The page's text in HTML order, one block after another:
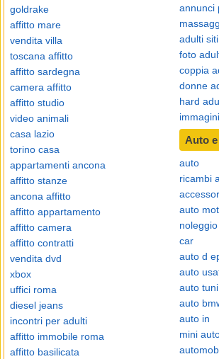
goldrake
affitto mare
vendita villa
toscana affitto
affitto sardegna
camera affitto
affitto studio
video animali
casa lazio
torino casa
appartamenti ancona
affitto stanze
ancona affitto
affitto appartamento
affitto camera
affitto contratti
vendita dvd
xbox
uffici roma
diesel jeans
incontri per adulti
affitto immobile roma
affitto basilicata
annunci
adulti siti
foto
coppia
donne
hard
Auto
auto
ricambi
auto
car
auto d
auto
auto
auto
auto in
mini